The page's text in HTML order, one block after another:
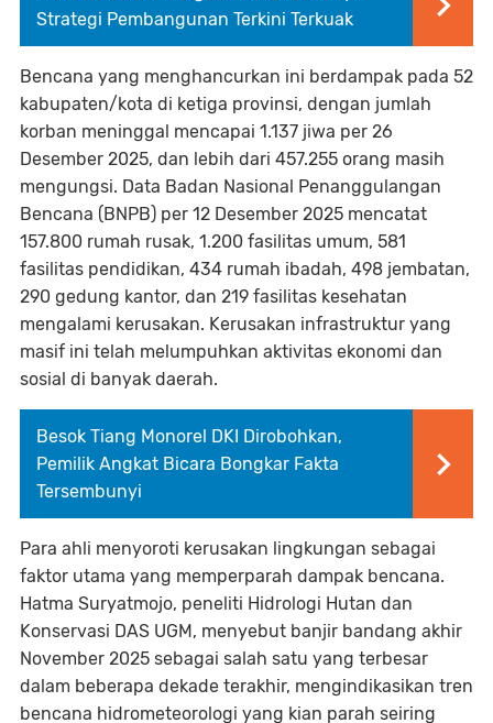
Strategi Pembangunan Terkini Terkuak
Bencana yang menghancurkan ini berdampak pada 52
kabupaten/kota di ketiga provinsi, dengan jumlah
korban meninggal mencapai 1.137 jiwa per 26
Desember 2025, dan lebih dari 457.255 orang masih
mengungsi. Data Badan Nasional Penanggulangan
Bencana (BNPB) per 12 Desember 2025 mencatat
157.800 rumah rusak, 1.200 fasilitas umum, 581
fasilitas pendidikan, 434 rumah ibadah, 498 jembatan,
290 gedung kantor, dan 219 fasilitas kesehatan
mengalami kerusakan. Kerusakan infrastruktur yang
masif ini telah melumpuhkan aktivitas ekonomi dan
sosial di banyak daerah.
Besok Tiang Monorel DKI Dirobohkan,
Pemilik Angkat Bicara Bongkar Fakta
Tersembunyi
Para ahli menyoroti kerusakan lingkungan sebagai
faktor utama yang memperparah dampak bencana.
Hatma Suryatmojo, peneliti Hidrologi Hutan dan
Konservasi DAS UGM, menyebut banjir bandang akhir
November 2025 sebagai salah satu yang terbesar
dalam beberapa dekade terakhir, mengindikasikan tren
bencana hidrometeorologi yang kian parah seiring